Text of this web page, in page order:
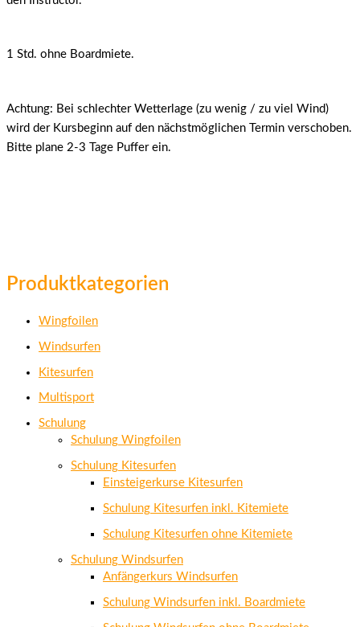
Produktkategorien
Wingfoilen
Windsurfen
Kitesurfen
Multisport
Schulung
Schulung Wingfoilen
Schulung Kitesurfen
Einsteigerkurse Kitesurfen
Schulung Kitesurfen inkl. Kitemiete
Schulung Kitesurfen ohne Kitemiete
Schulung Windsurfen
Anfängerkurs Windsurfen
Schulung Windsurfen inkl. Boardmiete
1 Std. ohne Boardmiete.
Achtung: Bei schlechter Wetterlage (zu wenig / zu viel Wind)
wird der Kursbeginn auf den nächstmöglichen Termin verschoben.
Bitte plane 2-3 Tage Puffer ein.